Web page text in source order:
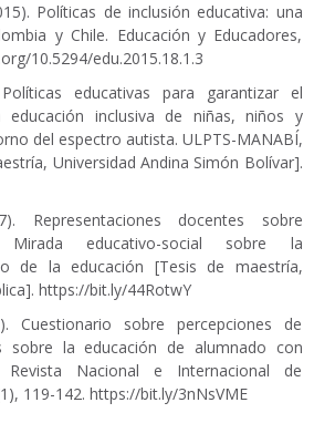
Políticas de inclusión educativa: una
y Chile. Educación y Educadores,
10.5294/edu.2015.18.1.3
educativas para garantizar el
inclusiva de niñas, niños y
del espectro autista. ULPTS-MANABÍ,
Universidad Andina Simón Bolívar].
Representaciones docentes sobre
Mirada educativo-social sobre la
de la educación [Tesis de maestría,
https://bit.ly/44RotwY
Cuestionario sobre percepciones de
sobre la educación de alumnado con
Revista Nacional e Internacional de
119-142. https://bit.ly/3nNsVME